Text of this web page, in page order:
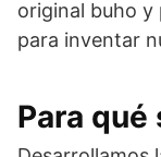
original buho y
para inventar
Para